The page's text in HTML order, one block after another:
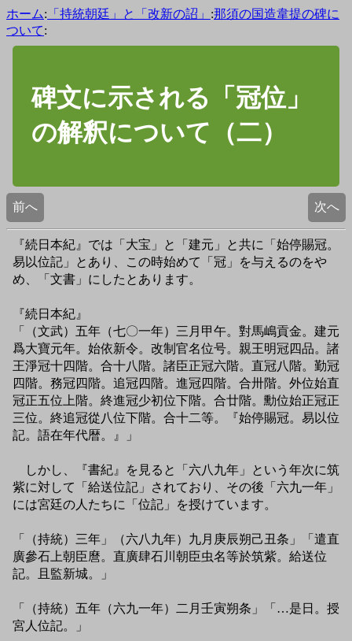
ホーム: 「持統朝廷」と「改新の詔」 :那須の国造韋提の碑に
ついて:
碑文に示される「冠位」
の解釈について（二）
前へ 次へ
『続日本紀』では「大宝」と「建元」と共に「始停賜冠。
易以位記」とあり、この時始めて「冠」を与えるのをや
め、「文書」にしたとあります。
『続日本紀』
「（文武）五年（七〇一年）三月甲午。對馬嶋貢金。建元
爲大寶元年。始依新令。改制官名位号。親王明冠四品。諸
王淨冠十四階。合十八階。諸臣正冠六階。直冠八階。勤冠
四階。務冠四階。追冠四階。進冠四階。合卅階。外位始直
冠正五位上階。終進冠少初位下階。合廿階。勳位始正冠正
三位。終追冠從八位下階。合十二等。『始停賜冠。易以位
記。語在年代暦。』」
しかし、『書紀』を見ると「六八九年」という年次に筑
紫に対して「給送位記」されており、その後「六九一年」
には宮廷の人たちに「位記」を授けています。
「（持統）三年」（六八九年）九月庚辰朔己丑条」「遣直
廣參石上朝臣麿。直廣肆石川朝臣虫名等於筑紫。給送位
記。且監新城。」
「（持統）五年（六九一年）二月壬寅朔条」「…是日。授
宮人位記。」